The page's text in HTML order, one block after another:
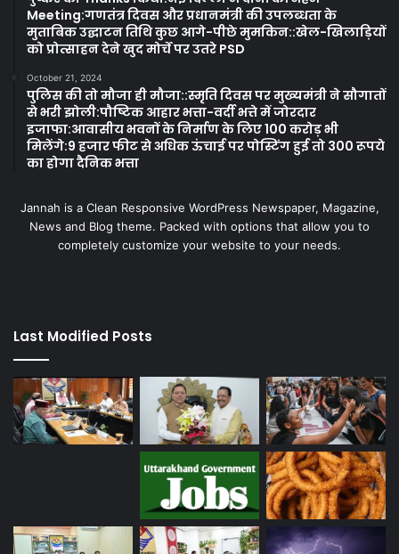
Meeting:गणतंत्र दिवस और प्रधानमंत्री की उपलब्धता के
मुताबिक उद्घाटन तिथि कुछ आगे-पीछे मुमकिन::खेल-खिलाड़ियों
को प्रोत्साहन देने खुद मोर्चे पर उतरे PSD
October 21, 2024
पुलिस की तो मौजा ही मौजा::स्मृति दिवस पर मुख्यमंत्री ने सौगातों
से भरी झोली:पौष्टिक आहार भत्ता-वर्दी भत्ते में जोरदार
इजाफा:आवासीय भवनों के निर्माण के लिए 100 करोड़ भी
मिलेंगे:9 हजार फीट से अधिक ऊंचाई पर पोस्टिंग हुई तो 300 रूपये
का होगा दैनिक भत्ता
Jannah is a Clean Responsive WordPress Newspaper, Magazine,
News and Blog theme. Packed with options that allow you to
completely customize your website to your needs.
Last Modified Posts